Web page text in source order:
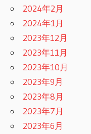
2024年2月
2024年1月
2023年12月
2023年11月
2023年10月
2023年9月
2023年8月
2023年7月
2023年6月